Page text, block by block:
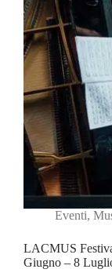
Eventi,
LACMUS
Giugno – 8